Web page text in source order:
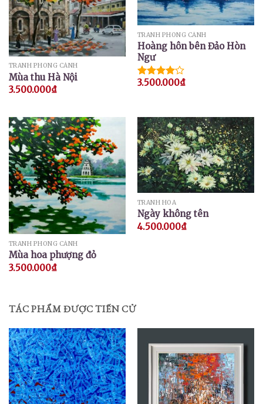
TRANH PHONG CẢNH
Mùa thu Hà Nội
3.500.000₫
TRANH PHONG CẢNH
Hoàng hôn bên Đảo Hòn
Ngư
Được
3.500.000₫
TRANH PHONG CẢNH
Mùa hoa phượng đỏ
3.500.000₫
TRANH HOA
Ngày không tên
4.500.000₫
TÁC PHẨM ĐƯỢC TIẾN CỬ